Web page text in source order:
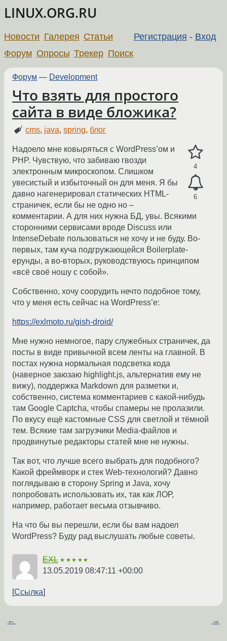
LINUX.ORG.RU
Регистрация - Вход
Новости Галерея Статьи
Форум Опросы Трекер Поиск
Форум — Development
Что взять для простого
сайта в виде бложика?
cms, java,spring, блог
4
6
Надоело мне ковыряться с WordPress’ом и
PHP. Чувствую, что забиваю гвозди
электронным микроскопом. Слишком
увесистый и избыточный он для меня. Я бы
давно нагенерировал статических HTML-
страничек, если бы не одно но –
комментарии. А для них нужна БД, увы. Всякими
сторонними сервисами вроде Discuss или
IntenseDebate пользоваться не хочу и не буду. Во-
первых, там куча подгружающейся Boilerplate-
ерунды, а во-вторых, руководствуюсь принципом
«всё своё ношу с собой».
Собственно, хочу соорудить нечто подобное тому,
что у меня есть сейчас на WordPress’е:
https://exlmoto.ru/gish-droid/
Мне нужно немногое, пару служебных страничек, да
посты в виде привычной всем ленты на главной. В
постах нужна нормальная подсветка кода
(наверное заюзаю highlight.js, альтернатив ему не
вижу), поддержка Markdown для разметки и,
собственно, система комментариев с какой-нибудь
там Google Captcha, чтобы спамеры не пролазили.
По вкусу ещё кастомные CSS для светлой и тёмной
тем. Всякие там загрузчики Media-файлов и
продвинутые редакторы статей мне не нужны.
Так вот, что лучше всего выбрать для подобного?
Какой фреймворк и стек Web-технологий? Давно
поглядываю в сторону Spring и Java, хочу
попробовать использовать их, так как ЛОР,
например, работает весьма отзывчиво.
На что бы вы перешли, если бы вам надоел
WordPress? Буду рад выслушать любые советы.
EXL ★★★★★
13.05.2019 08:47:11 +00:00
Ссылка
← →